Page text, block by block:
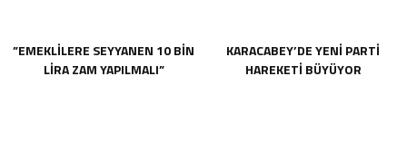
”EMEKLİLERE SEYYANEN 10 BİN
LİRA ZAM YAPILMALI”
KARACABEY’DE YENİ PARTİ
HAREKETİ BÜYÜYOR